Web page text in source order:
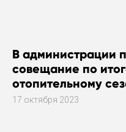
В администрации
совещание по
отопительному
17 октября 2023